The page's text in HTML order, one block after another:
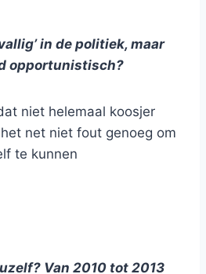
in de politiek, maar
opportunistisch?
niet helemaal koosjer
net niet fout genoeg om
te kunnen
Van 2010 tot 2013